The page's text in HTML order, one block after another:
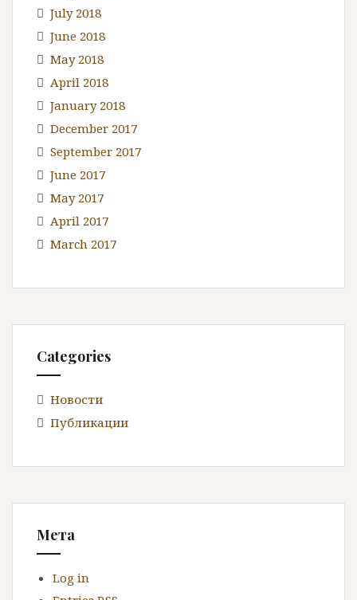
July 2018
June 2018
May 2018
April 2018
January 2018
December 2017
September 2017
June 2017
May 2017
April 2017
March 2017
Categories
Новости
Публикации
Мета
Log in